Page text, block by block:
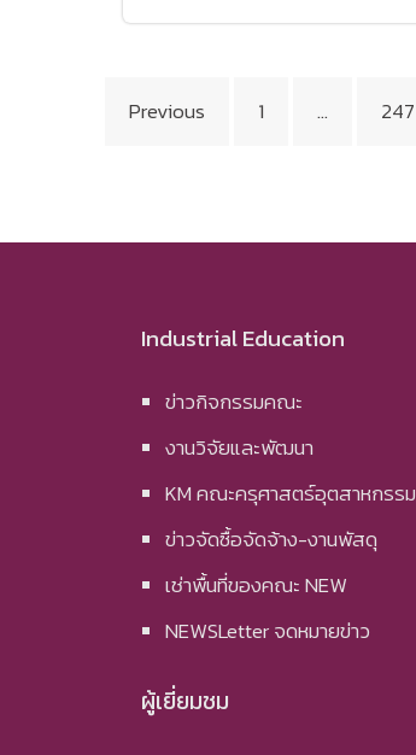
Posts
Previous 1 … 247
Industrial Education
ข่าวกิจกรรมคณะ
งานวิจัยและพัฒนา
KM คณะครุศาสตร์อุตสาหกรรม
ข่าวจัดซื้อจัดจ้าง-งานพัสดุ
เช่าพื้นที่ของคณะ NEW
NEWSLetter จดหมายข่าว
ผู้เยี่ยมชม